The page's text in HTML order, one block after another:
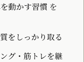
動かす習慣 を
をしっかり取る
グ・筋トレを継